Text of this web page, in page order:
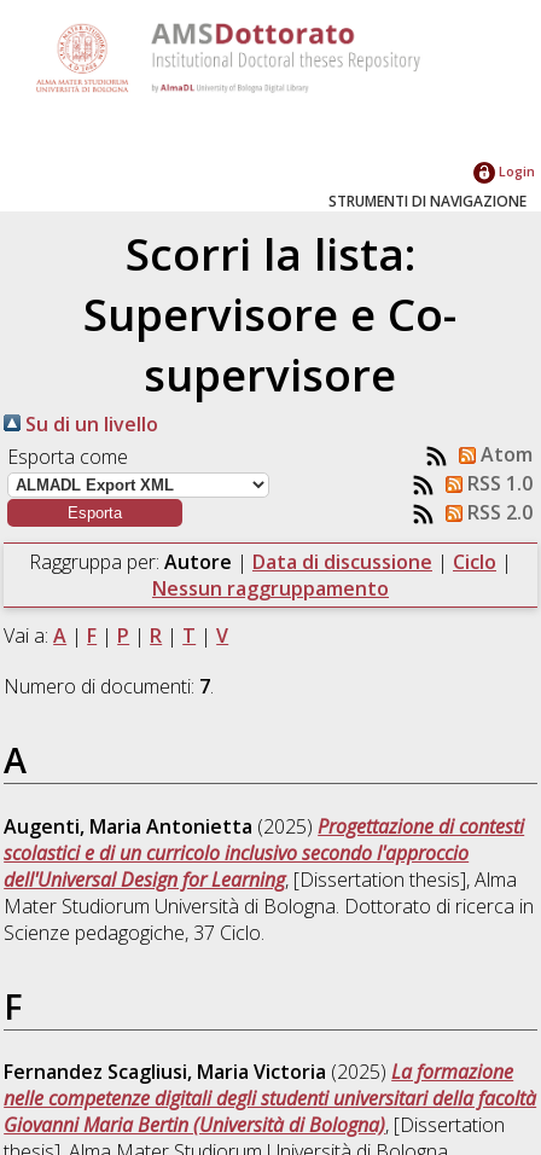
Login
STRUMENTI DI NAVIGAZIONE
Scorri la lista:
Supervisore e Co-
supervisore
Su di un livello
Esporta come
Atom
RSS 1.0
RSS 2.0
Raggruppa per: Autore | Data di discussione | Ciclo |
Nessun raggruppamento
Vai a:A | F | P | R | T |V
Numero di documenti: 7.
A
Augenti, Maria Antonietta (2025)Progettazione di contesti
scolastici e di un curricolo inclusivo secondo l'approccio
dell'Universal Design for Learning, [Dissertation thesis], Alma
Mater Studiorum Università di Bologna. Dottorato di ricerca in
Scienze pedagogiche, 37 Ciclo.
F
Fernandez Scagliusi, Maria Victoria (2025)La formazione
nelle competenze digitali degli studenti universitari della facoltà
Giovanni Maria Bertin (Università di Bologna), [Dissertation